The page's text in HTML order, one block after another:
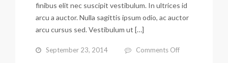
finibus elit nec suscipit vestibulum. In ultrices id
arcu a auctor. Nulla sagittis ipsum odio, ac auctor
arcu cursus sed. Vestibulum ut […]
September 23, 2014 Comments Offon